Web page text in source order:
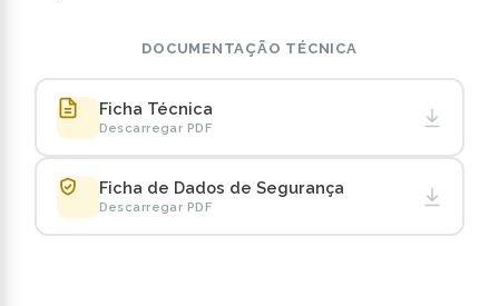
DOCUMENTAÇÃO TÉCNICA
Ficha Técnica
Descarregar PDF
Ficha de Dados de Segurança
Descarregar PDF